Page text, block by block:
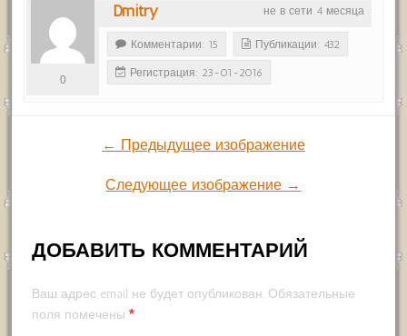
не в сети 4 месяца
Dmitry
0
Комментарии: 15 Публикации: 432
Регистрация: 23-01-2016
← Предыдущее изображение
Следующее изображение →
ДОБАВИТЬ КОММЕНТАРИЙ
Ваш адрес email не будет опубликован. Обязательные
поля помечены *